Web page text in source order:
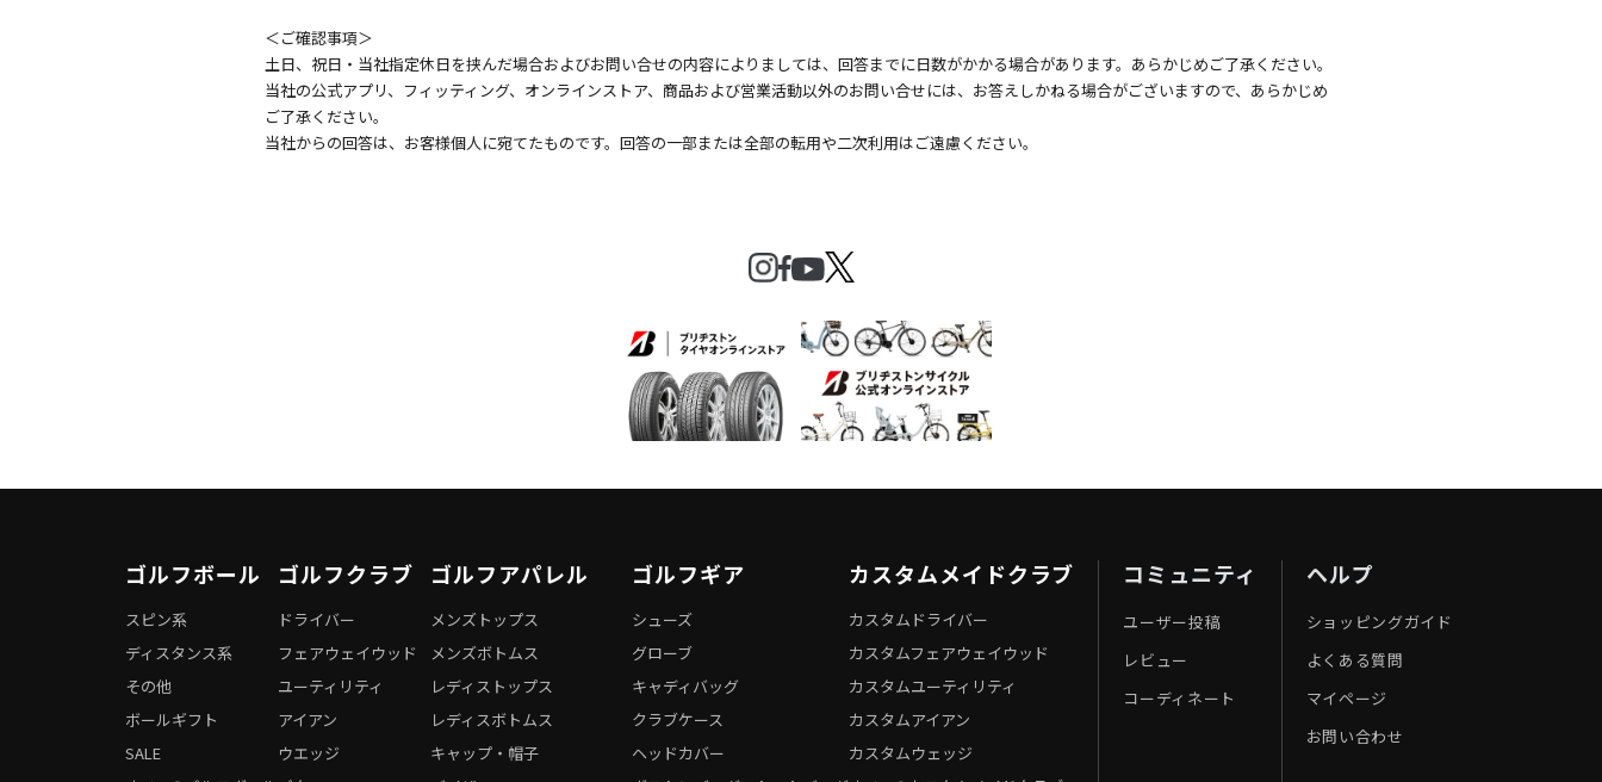
＜ご確認事項＞
土日、祝日・当社指定休日を挟んだ場合およびお問い合せの内容によりましては、回答までに日数がかかる場合があります。あらかじめご了承ください。
当社の公式アプリ、フィッティング、オンラインストア、商品および営業活動以外のお問い合せには、お答えしかねる場合がございますので、あらかじめ
ご了承ください。
当社からの回答は、お客様個人に宛てたものです。回答の一部または全部の転用や二次利用はご遠慮ください。
ゴルフボール
スピン系
ディスタンス系
その他
ボールギフト
SALE
ゴルフクラブ
ドライバー
フェアウェイウッド
ユーティリティ
アイアン
ウエッジ
ゴルフアパレル
メンズトップス
メンズボトムス
レディストップス
レディスボトムス
キャップ・帽子
ゴルフギア
シューズ
グローブ
キャディバッグ
クラブケース
ヘッドカバー
カスタムメイドクラブ
カスタムドライバー
カスタムフェアウェイウッド
カスタムユーティリティ
カスタムアイアン
カスタムウェッジ
コミュニティ
ユーザー投稿
レビュー
コーディネート
ヘルプ
ショッピングガイド
よくある質問
マイページ
お問い合わせ